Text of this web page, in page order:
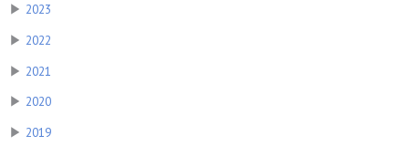
▶ 2023
▶ 2022
▶ 2021
▶ 2020
▶ 2019